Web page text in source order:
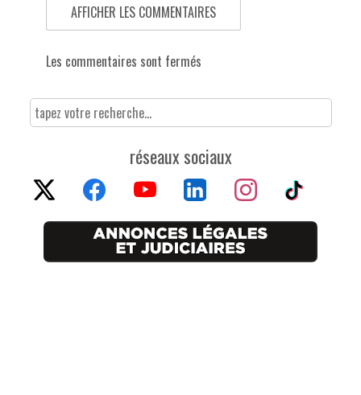
AFFICHER LES COMMENTAIRES
Les commentaires sont fermés
réseaux sociaux